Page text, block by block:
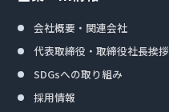
会社概要・関連会社
代表取締役・取締役社長挨拶
SDGsへの取り組み
採用情報